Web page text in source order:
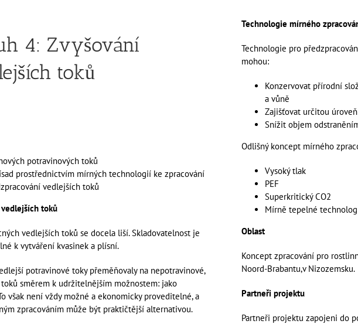
4: Zvyšování
toků
potravinových toků
prostřednictvím mírných technologií ke zpracování
vedlejších toků
toků
vedlejších toků se docela liší. Skladovatelnost je
k vytváření kvasinek a plísní.
potravinové toky přeměňovaly na nepotravinové,
směrem k udržitelnějším možnostem: jako
však není vždy možné a ekonomicky proveditelné, a
zpracováním může být praktičtější alternativou.
Technologie mírného
Technologie pro
mohou:
Konzervovat přírodní
a vůně
Zajišťovat určitou
Snížit objem
Odlišný koncept mírného
Vysoký tlak
PEF
Superkritický CO2
Mírně tepelné
Oblast
Koncept zpracování pro
Noord-Brabantu,v Nizozemsku.
Partneři projektu
Partneři projektu zapojeni do